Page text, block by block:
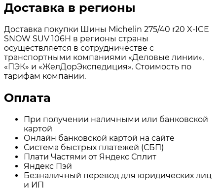
Доставка в регионы
Доставка покупки Шины Michelin 275/40 r20 X-ICE
SNOW SUV 106H в регионы страны
осуществляется в сотрудничестве с
транспортными компаниями «Деловые линии»,
«ПЭК» и «ЖелДорЭкспедиция». Стоимость по
тарифам компании.
Оплата
При получении наличными или банковской
картой
Онлайн банковской картой на сайте
Система быстрых платежей (СБП)
Плати Частями от Яндекс Сплит
Яндекс Пэй
Безналичный перевод для юридических лиц
и ИП